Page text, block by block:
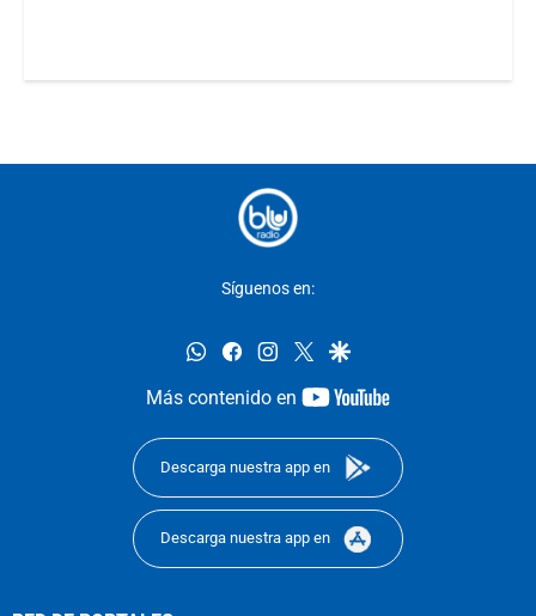
Síguenos en:
whatsappfacebookinstagram
twittergoogle
Más contenido en
youtube-
Descarga nuestra app en
Descarga nuestra app en